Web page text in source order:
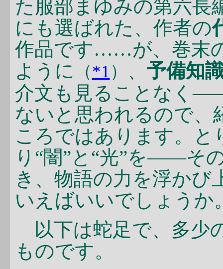
た服部まゆみの第六長
にも選ばれた、作者の
作品です……が、巻末
ように （*1） 、 予備知
介文も見ることなく
ないと思われるので、
ころではあります。と
り“闇”と“光”を――そ
き、物語の力を浮かび
いえばいいでしょうか
以下は蛇足で、多少
ものです。